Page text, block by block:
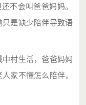
不会叫爸爸妈妈。
只是缺少陪伴导致语
村生活，爸爸妈妈
家不懂怎么陪伴，